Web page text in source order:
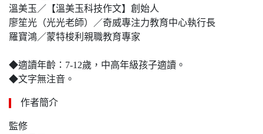
溫美玉／【溫美玉科技作文】創始人
廖笙光（光光老師）／奇威專注力教育中心執行長
羅寶鴻／蒙特梭利親職教育專家
◆適讀年齡：7-12歲，中高年級孩子適讀。
◆文字無注音。
作者簡介
監修